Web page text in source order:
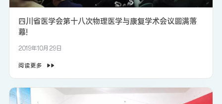
四川省医学会第十八次物理医学与康复学术会议圆满落
幕!
2019年10月29日
阅读更多